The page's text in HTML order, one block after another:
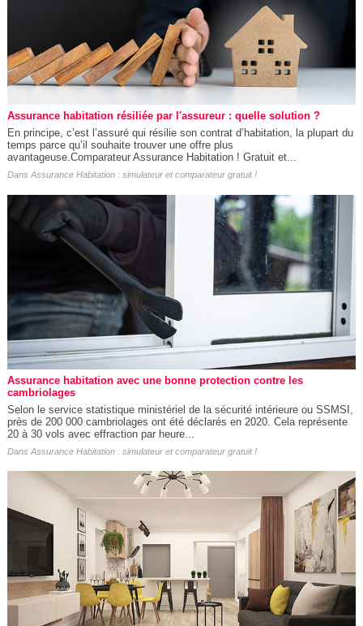
Assurance habitation résiliée par l'assureur : quelle solution ?
En principe, c’est l’assuré qui résilie son contrat d’habitation, la plupart du
temps parce qu’il souhaite trouver une offre plus
avantageuse.Comparateur Assurance Habitation ! Gratuit et...
Dans Assurance Habitation : simulateur et comparateur gratuit !
Assurance habitation avec une bonne protection contre les
cambriolages
Selon le service statistique ministériel de la sécurité intérieure ou SSMSI,
près de 200 000 cambriolages ont été déclarés en 2020. Cela représente
20 à 30 vols avec effraction par heure...
Dans Assurance Habitation : simulateur et comparateur gratuit !